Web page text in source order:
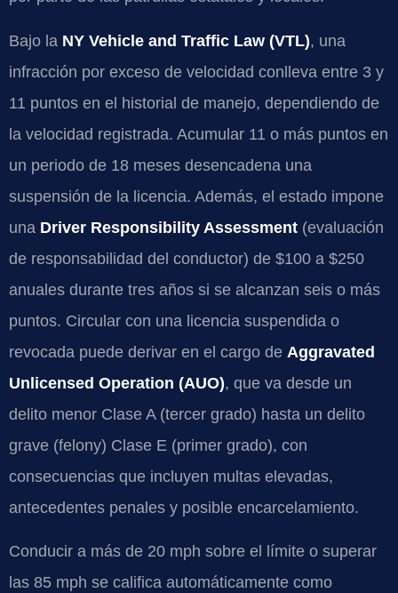
Bajo la NY Vehicle and Traffic Law (VTL), una
infracción por exceso de velocidad conlleva entre 3 y
11 puntos en el historial de manejo, dependiendo de
la velocidad registrada. Acumular 11 o más puntos en
un periodo de 18 meses desencadena una
suspensión de la licencia. Además, el estado impone
una Driver Responsibility Assessment (evaluación
de responsabilidad del conductor) de $100 a $250
anuales durante tres años si se alcanzan seis o más
puntos. Circular con una licencia suspendida o
revocada puede derivar en el cargo de Aggravated
Unlicensed Operation (AUO), que va desde un
delito menor Clase A (tercer grado) hasta un delito
grave (felony) Clase E (primer grado), con
consecuencias que incluyen multas elevadas,
antecedentes penales y posible encarcelamiento.
Conducir a más de 20 mph sobre el límite o superar
las 85 mph se califica automáticamente como